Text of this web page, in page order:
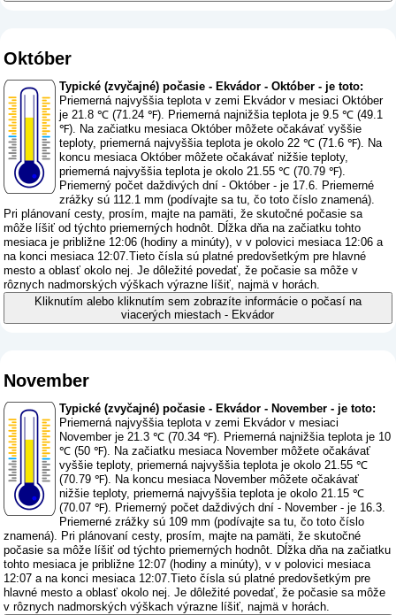
Október
Typické (zvyčajné) počasie - Ekvádor - Október - je toto:
Priemerná najvyššia teplota v zemi Ekvádor v mesiaci Október
je 21.8 ℃ (71.24 ℉). Priemerná najnižšia teplota je 9.5 ℃ (49.1
℉). Na začiatku mesiaca Október môžete očakávať vyššie
teploty, priemerná najvyššia teplota je okolo 22 ℃ (71.6 ℉). Na
koncu mesiaca Október môžete očakávať nižšie teploty,
priemerná najvyššia teplota je okolo 21.55 ℃ (70.79 ℉).
Priemerný počet daždivých dní - Október - je 17.6. Priemerné
zrážky sú 112.1 mm (podívajte sa tu, čo toto číslo znamená).
Pri plánovaní cesty, prosím, majte na pamäti, že skutočné počasie sa
môže líšiť od týchto priemerných hodnôt. Dĺžka dňa na začiatku tohto
mesiaca je približne 12:06 (hodiny a minúty), v v polovici mesiaca 12:06 a
na konci mesiaca 12:07.Tieto čísla sú platné predovšetkým pre hlavné
mesto a oblasť okolo nej. Je dôležité povedať, že počasie sa môže v
rôznych nadmorských výškach výrazne líšiť, najmä v horách.
Kliknutím alebo kliknutím sem zobrazíte informácie o počasí na
viacerých miestach - Ekvádor
November
Typické (zvyčajné) počasie - Ekvádor - November - je toto:
Priemerná najvyššia teplota v zemi Ekvádor v mesiaci
November je 21.3 ℃ (70.34 ℉). Priemerná najnižšia teplota je 10
℃ (50 ℉). Na začiatku mesiaca November môžete očakávať
vyššie teploty, priemerná najvyššia teplota je okolo 21.55 ℃
(70.79 ℉). Na koncu mesiaca November môžete očakávať
nižšie teploty, priemerná najvyššia teplota je okolo 21.15 ℃
(70.07 ℉). Priemerný počet daždivých dní - November - je 16.3.
Priemerné zrážky sú 109 mm (podívajte sa tu, čo toto číslo
znamená). Pri plánovaní cesty, prosím, majte na pamäti, že skutočné
počasie sa môže líšiť od týchto priemerných hodnôt. Dĺžka dňa na začiatku
tohto mesiaca je približne 12:07 (hodiny a minúty), v v polovici mesiaca
12:07 a na konci mesiaca 12:07.Tieto čísla sú platné predovšetkým pre
hlavné mesto a oblasť okolo nej. Je dôležité povedať, že počasie sa môže
v rôznych nadmorských výškach výrazne líšiť, najmä v horách.